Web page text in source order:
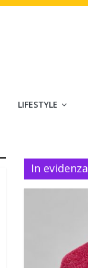
LIFESTYLE
In evidenza